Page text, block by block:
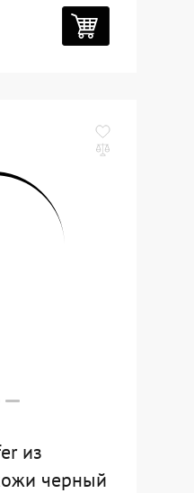
из
черный